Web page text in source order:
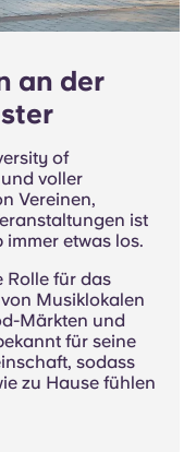
an der
of
voller
Vereinen,
ist
etwas los.
Rolle für das
Musiklokalen
Märkten und
für seine
sodass
zu Hause fühlen